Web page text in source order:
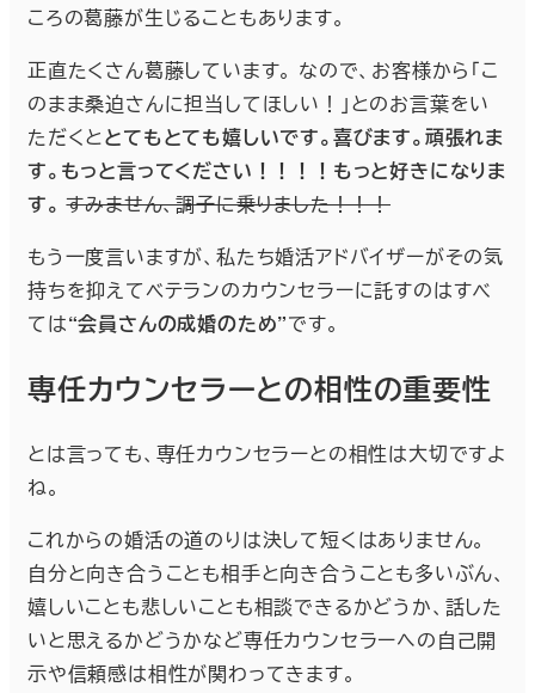
ころの葛藤が生じることもあります。
正直たくさん葛藤しています。 なので、お客様から「こ
のまま桑迫さんに担当してほしい！」とのお言葉をい
ただくととてもとても嬉しいです。喜びます。頑張れま
す。もっと言ってください！！！！もっと好きになりま
す。 すみません、調子に乗りました！！！
もう一度言いますが、私たち婚活アドバイザーがその気
持ちを抑えてベテランのカウンセラーに託すのはすべ
ては“会員さんの成婚のため”です。
専任カウンセラーとの相性の重要性
とは言っても、専任カウンセラーとの相性は大切ですよ
ね。
これからの婚活の道のりは決して短くはありません。
自分と向き合うことも相手と向き合うことも多いぶん、
嬉しいことも悲しいことも相談できるかどうか、話した
いと思えるかどうかなど専任カウンセラーへの自己開
示や信頼感は相性が関わってきます。